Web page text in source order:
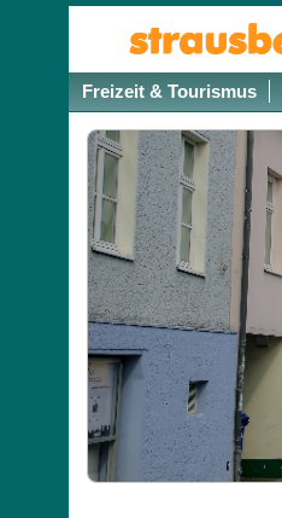
Freizeit & Tourismus